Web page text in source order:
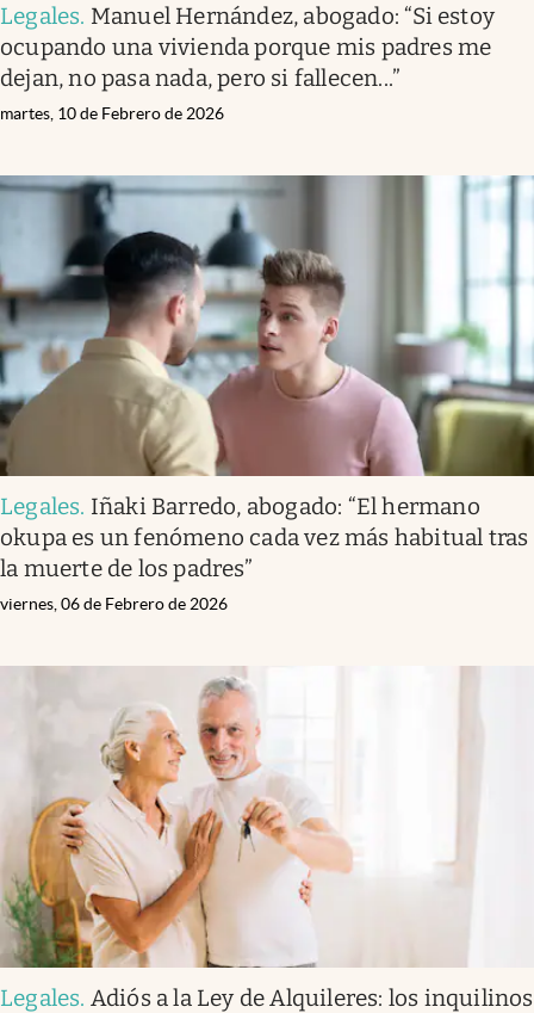
Legales. Manuel Hernández, abogado: “Si estoy
ocupando una vivienda porque mis padres me
dejan, no pasa nada, pero si fallecen...”
martes, 10 de Febrero de 2026
Legales. Iñaki Barredo, abogado: “El hermano
okupa es un fenómeno cada vez más habitual tras
la muerte de los padres”
viernes, 06 de Febrero de 2026
Legales. Adiós a la Ley de Alquileres: los inquilinos